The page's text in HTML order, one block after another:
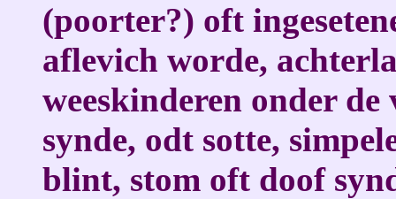
(poorter?) oft
aflevich worde,
weeskinderen onder
synde, odt sotte,
blint, stom oft doof